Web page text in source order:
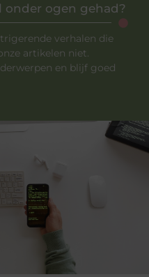
onder ogen gehad?
verhalen die
artikelen niet.
en blijf goed